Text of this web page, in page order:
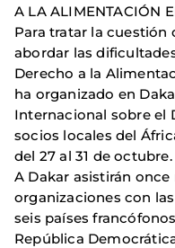
A LA ALIMENTACIÓN
Para tratar la
abordar las
Derecho a la
ha organizado en
Internacional sobre el
socios locales del
del 27 al 31 de octubre.
A Dakar asistirán
organizaciones con
seis países
República